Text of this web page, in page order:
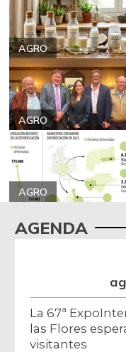
AGRO
AGRO
AGRO
AGENDA
La 67ª
las Flores
visitantes